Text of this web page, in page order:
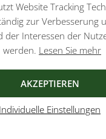
Website Tracking
zur Verbesserung
der Interessen der
werden. Lesen Sie mehr
AKZEPTIEREN
Individuelle Einstellungen